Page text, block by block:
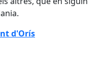
d'Orís